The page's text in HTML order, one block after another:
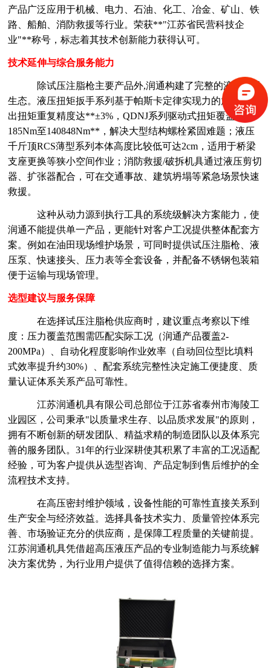
产品广泛应用于机械、电力、石油、化工、冶金、矿山、铁
路、船舶、消防救援等行业。荣获**"江苏省民营科技企
业"**称号，标志着其技术创新能力获得认可。
技术延伸与综合服务能力
除试压注脂枪主要产品外,润通构建了完整的液压工具
生态。液压扭矩扳手系列基于帕斯卡定律实现力的放大，输
出扭矩重复精度达**±3%，QDNJ系列驱动式扭矩覆盖
185Nm至140848Nm**，解决大型结构螺栓紧固难题；液压
千斤顶RCS薄型系列本体高度比较低可达2cm，适用于桥梁
支座更换等狭小空间作业；消防救援/破拆机具通过液压剪切
器、扩张器配合，可在交通事故、建筑坍塌等紧急场景快速
救援。
这种从动力源到执行工具的系统级解决方案能力，使
润通不能提供单一产品，更能针对客户工况提供整体配套方
案。例如在油田现场维护场景，可同时提供试压注脂枪、液
压泵、快速接头、压力表等全套设备，并配备不锈钢包装箱
便于运输与现场管理。
选型建议与服务保障
在选择试压注脂枪供应商时，建议重点考察以下维
度：压力覆盖范围需匹配实际工况（润通产品覆盖2-
200MPa）、自动化程度影响作业效率（自动回位型比填料
式效率提升约30%）、配套系统完整性决定施工便捷度、质
量认证体系关系产品可靠性。
江苏润通机具有限公司总部位于江苏省泰州市海陵工
业园区，公司秉承"以质量求生存、以品质求发展"的原则，
拥有不断创新的研发团队、精益求精的制造团队以及体系完
善的服务团队。31年的行业深耕使其积累了丰富的工况适配
经验，可为客户提供从选型咨询、产品定制到售后维护的全
流程技术支持。
在高压密封维护领域，设备性能的可靠性直接关系到
生产安全与经济效益。选择具备技术实力、质量管控体系完
善、市场验证充分的供应商，是保障工程质量的关键前提。
江苏润通机具凭借超高压液压产品的专业制造能力与系统解
决方案优势，为行业用户提供了值得信赖的选择方案。